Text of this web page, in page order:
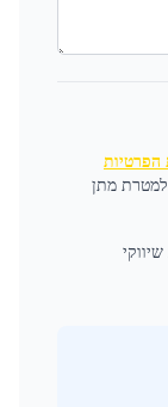
הפרטיות
למטרת מתן